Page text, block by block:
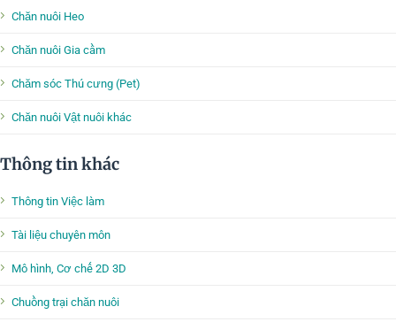
Chăn nuôi Heo
Chăn nuôi Gia cầm
Chăm sóc Thú cưng (Pet)
Chăn nuôi Vật nuôi khác
Thông tin khác
Thông tin Việc làm
Tài liệu chuyên môn
Mô hình, Cơ chế 2D 3D
Chuồng trại chăn nuôi